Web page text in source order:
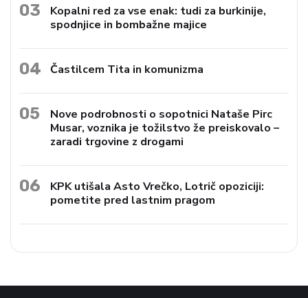
03
Kopalni red za vse enak: tudi za burkinije,
spodnjice in bombažne majice
04 Častilcem Tita in komunizma
05
Nove podrobnosti o sopotnici Nataše Pirc
Musar, voznika je tožilstvo že preiskovalo –
zaradi trgovine z drogami
06
KPK utišala Asto Vrečko, Lotrič opoziciji:
pometite pred lastnim pragom